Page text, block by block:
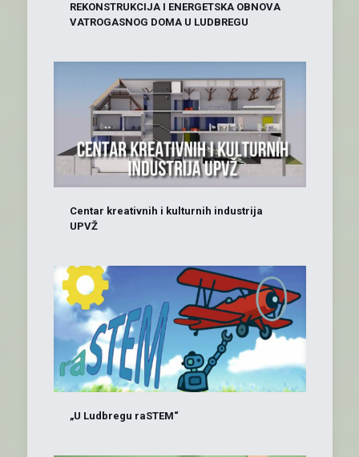
REKONSTRUKCIJA I ENERGETSKA OBNOVA
VATROGASNOG DOMA U LUDBREGU
Centar kreativnih i kulturnih industrija
UPVŽ
„U Ludbregu raSTEM“